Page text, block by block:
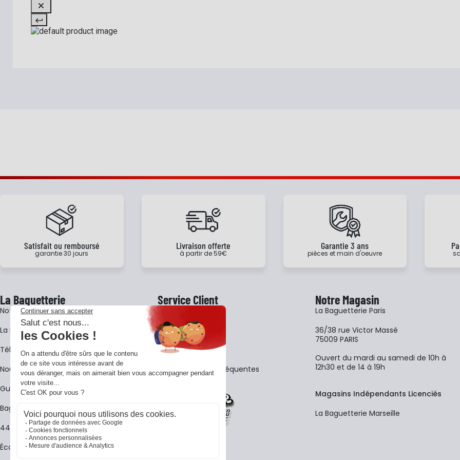
Satisfait ou remboursé
garantie 30 jours
Livraison offerte
à partir de 59€
Garantie 3 ans
pièces et main d'oeuvre
La Baguetterie
Notre histoire
La BagShow
​Télécharger le catalogue
Nous contacter
Guides La Baguetterie
Baguetterie Shop Online
44 ans de rencontres
Écoles
Service Client
Garantie 3 ans
CGV
FAQ - Questions Fréquentes
Notre Magasin
La Baguetterie Paris
36/38 rue Victor Massé
75009 PARIS
Ouvert du mardi au samedi de 10h à
12h30 et de 14 à 19h
Magasins Indépendants Licenciés
La Baguetterie Marseille